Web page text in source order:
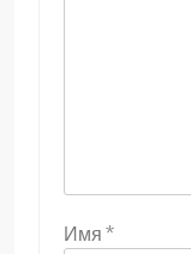
Имя *